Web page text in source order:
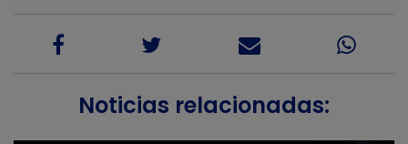
Noticias relacionadas: